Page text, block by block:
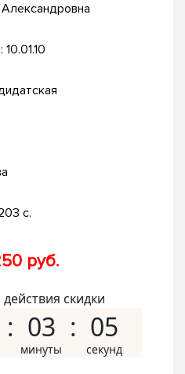
10.01.10
с.
руб.
скидки
03 04